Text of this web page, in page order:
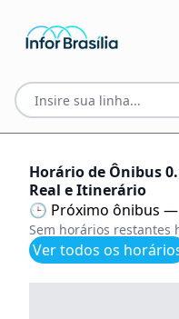
Horário de Ônibus
Real e Itinerário
🕒 Próximo ônibus
Sem horários restantes
Ver todos os